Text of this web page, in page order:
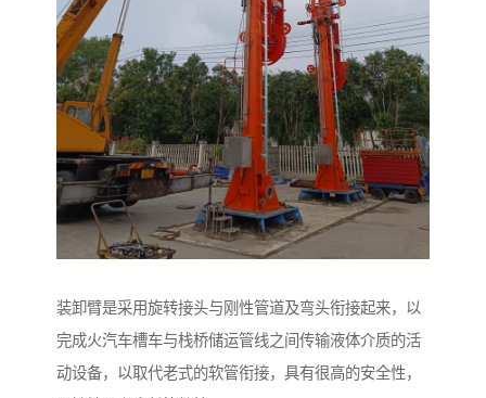
装卸臂是采用旋转接头与刚性管道及弯头衔接起来，以
完成火汽车槽车与栈桥储运管线之间传输液体介质的活
动设备，以取代老式的软管衔接，具有很高的安全性，